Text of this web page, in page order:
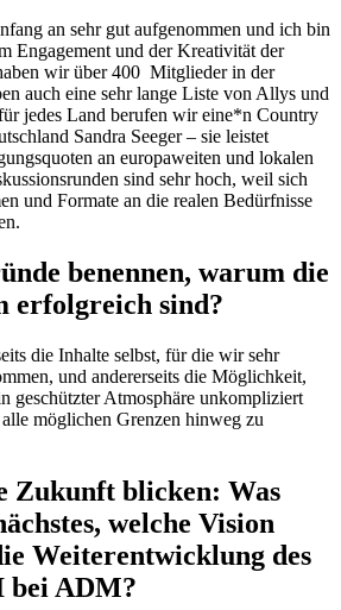
an sehr gut aufgenommen und ich bin
Engagement und der Kreativität der
wir über 400 Mitglieder in der
auch eine sehr lange Liste von Allys und
jedes Land berufen wir eine*n Country
Sandra Seeger – sie leistet
an europaweiten und lokalen
sind sehr hoch, weil sich
und Formate an die realen Bedürfnisse
benennen, warum die
erfolgreich sind?
die Inhalte selbst, für die wir sehr
und andererseits die Möglichkeit,
geschützter Atmosphäre unkompliziert
möglichen Grenzen hinweg zu
Zukunft blicken: Was
welche Vision
Weiterentwicklung des
bei ADM?